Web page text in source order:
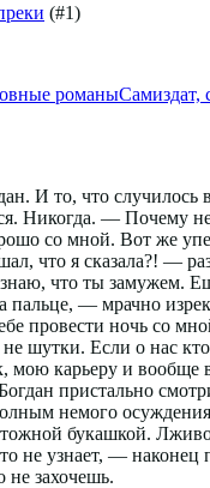
(#1)
романыСамиздат,
И то, что случилось
Никогда. — Почему
со мной. Вот же
что я сказала?! —
что ты замужем.
пальце, — мрачно
провести ночь со
шутки. Если о нас кто-
мою карьеру и
пристально
немого осуждения
букашкой.
не узнает, —
не захочешь.